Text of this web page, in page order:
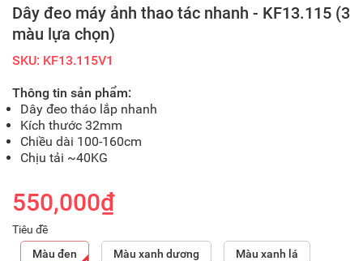
Dây đeo máy ảnh thao tác nhanh - KF13.115 (3
màu lựa chọn)
SKU: KF13.115V1
Thông tin sản phẩm:
Dây đeo tháo lắp nhanh
Kích thước 32mm
Chiều dài 100-160cm
Chịu tải ~40KG
550,000₫
Tiêu đề
Màu đen
Màu xanh dương Màu xanh lá